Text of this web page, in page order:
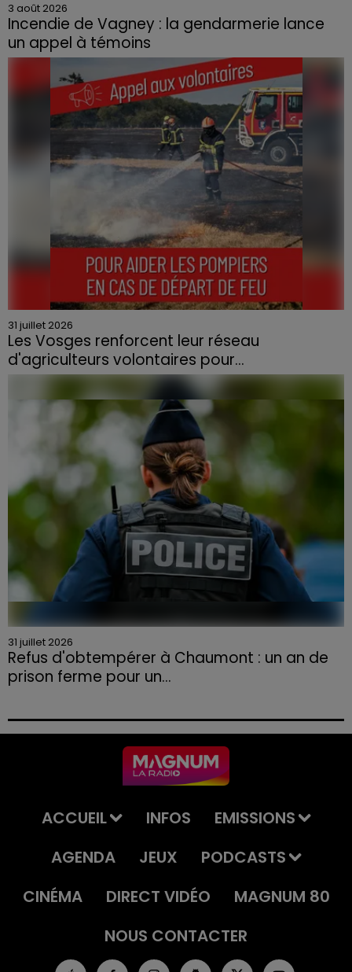
3 août 2026
Incendie de Vagney : la gendarmerie lance
un appel à témoins
Le feu, parti d'une haie avant de se propager au
quartier résidentiel, avait détruit deux habitations et
contraint à l'évacuation d'une centaine de personnes.
31 juillet 2026
Les Vosges renforcent leur réseau
d'agriculteurs volontaires pour...
Face à la sécheresse et aux risques de départs de feu,
la Chambre d'agriculture des Vosges a lancé un appel
aux agriculteurs volontaires pour venir en aide...
31 juillet 2026
Refus d'obtempérer à Chaumont : un an de
prison ferme pour un...
permis et la confiscation de son véhicule.
ACCUEIL INFOS
EMISSIONS
AGENDA
JEUX
PODCASTS
CINÉMA
DIRECT VIDÉO
MAGNUM 80
NOUS CONTACTER